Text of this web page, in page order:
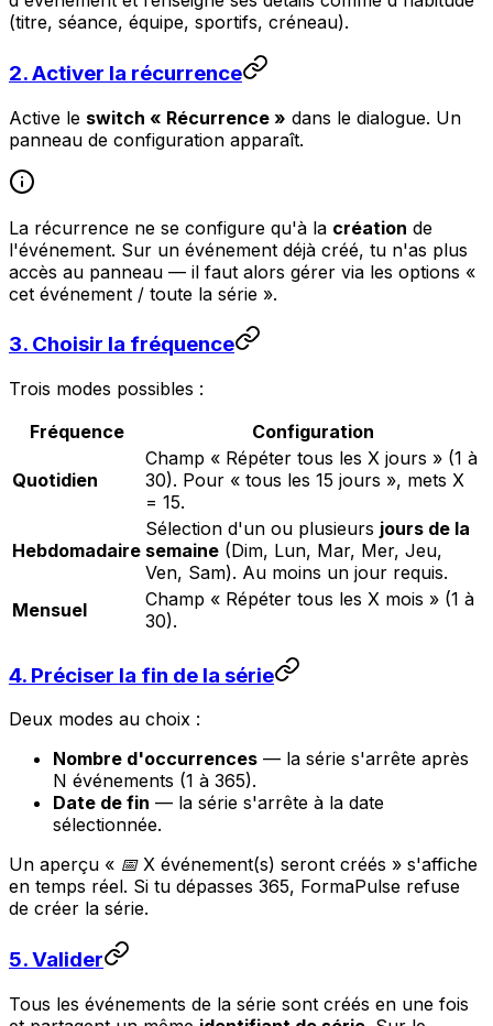
(titre, séance, équipe, sportifs, créneau).
2. Activer la récurrence
Active le switch « Récurrence » dans le dialogue. Un
panneau de configuration apparaît.
La récurrence ne se configure qu'à la création de
l'événement. Sur un événement déjà créé, tu n'as plus
accès au panneau — il faut alors gérer via les options «
cet événement / toute la série ».
3. Choisir la fréquence
Trois modes possibles :
Fréquence
Configuration
Quotidien
Champ « Répéter tous les X jours » (1 à
30). Pour « tous les 15 jours », mets X
= 15.
Hebdomadaire
Sélection d'un ou plusieurs jours de la
semaine (Dim, Lun, Mar, Mer, Jeu,
Ven, Sam). Au moins un jour requis.
Mensuel
Champ « Répéter tous les X mois » (1 à
30).
4. Préciser la fin de la série
Deux modes au choix :
Nombre d'occurrences — la série s'arrête après
N événements (1 à 365).
Date de fin — la série s'arrête à la date
sélectionnée.
Un aperçu « 📅 X événement(s) seront créés » s'affiche
en temps réel. Si tu dépasses 365, FormaPulse refuse
de créer la série.
5. Valider
Tous les événements de la série sont créés en une fois